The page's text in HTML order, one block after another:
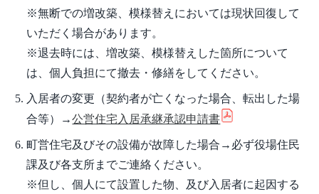
※無断での増改築、模様替えにおいては現状回復して
いただく場合があります。
※退去時には、増改築、模様替えした箇所について
は、個人負担にて撤去・修繕をしてください。
入居者の変更（契約者が亡くなった場合、転出した場
合等）→公営住宅入居承継承認申請書
町営住宅及びその設備が故障した場合→必ず役場住民
課及び各支所までご連絡ください。
※但し、個人にて設置した物、及び入居者に起因する